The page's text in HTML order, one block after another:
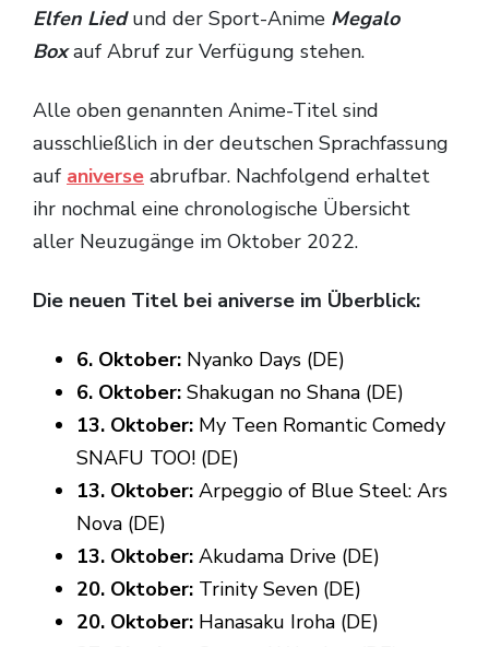
Elfen Lied und der Sport-Anime Megalo
Box auf Abruf zur Verfügung stehen.
Alle oben genannten Anime-Titel sind
ausschließlich in der deutschen Sprachfassung
auf aniverse abrufbar. Nachfolgend erhaltet
ihr nochmal eine chronologische Übersicht
aller Neuzugänge im Oktober 2022.
Die neuen Titel bei aniverse im Überblick:
6. Oktober: Nyanko Days (DE)
6. Oktober: Shakugan no Shana (DE)
13. Oktober: My Teen Romantic Comedy
SNAFU TOO! (DE)
13. Oktober: Arpeggio of Blue Steel: Ars
Nova (DE)
13. Oktober: Akudama Drive (DE)
20. Oktober: Trinity Seven (DE)
20. Oktober: Hanasaku Iroha (DE)